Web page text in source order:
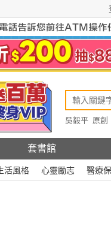
吳毅平 原創
套書館
活風格 心靈勵志 醫療